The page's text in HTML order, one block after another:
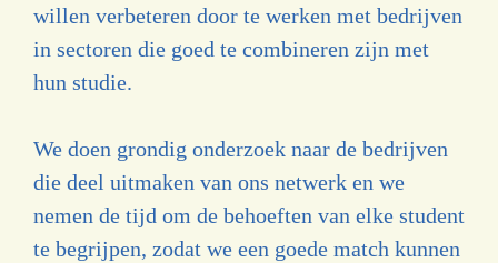
willen verbeteren door te werken met bedrijven
in sectoren die goed te combineren zijn met
hun studie.
We doen grondig onderzoek naar de bedrijven
die deel uitmaken van ons netwerk en we
nemen de tijd om de behoeften van elke student
te begrijpen, zodat we een goede match kunnen